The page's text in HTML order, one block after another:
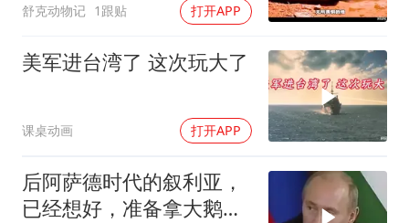
舒克动物记 1跟贴 打开APP
美军进台湾了 这次玩大了
课桌动画 打开APP
后阿萨德时代的叙利亚，
已经想好，准备拿大鹅石